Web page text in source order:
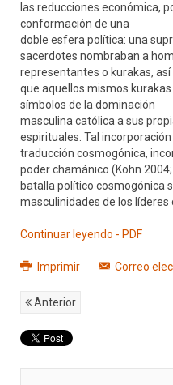
las reducciones económica,
conformación de una
doble esfera política: una
sacerdotes nombraban a
representantes o kurakas,
que aquellos mismos
símbolos de la dominación
masculina católica a sus
espirituales. Tal
traducción cosmogónica,
poder chamánico (Kohn
batalla político cosmogónica
masculinidades de los líderes
Continuar leyendo - PDF
Imprimir Correo
Anterior